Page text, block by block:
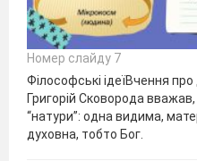
Номер слайду 7
Філософські ідеїВчення про
Григорій Сковорода
“натури”: одна видима,
духовна, тобто Бог.